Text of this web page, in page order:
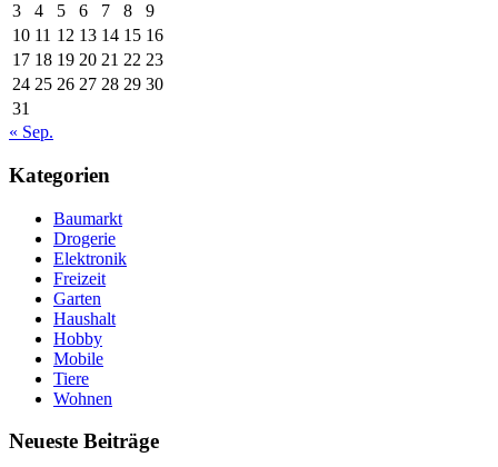
3
4 5 6 7 8
9
10 11 12 13 14 15 16
17 18 19 20 21 22 23
24 25 26 27 28 29 30
31
« Sep.
Kategorien
Baumarkt
Drogerie
Elektronik
Freizeit
Garten
Haushalt
Hobby
Mobile
Tiere
Wohnen
Neueste Beiträge